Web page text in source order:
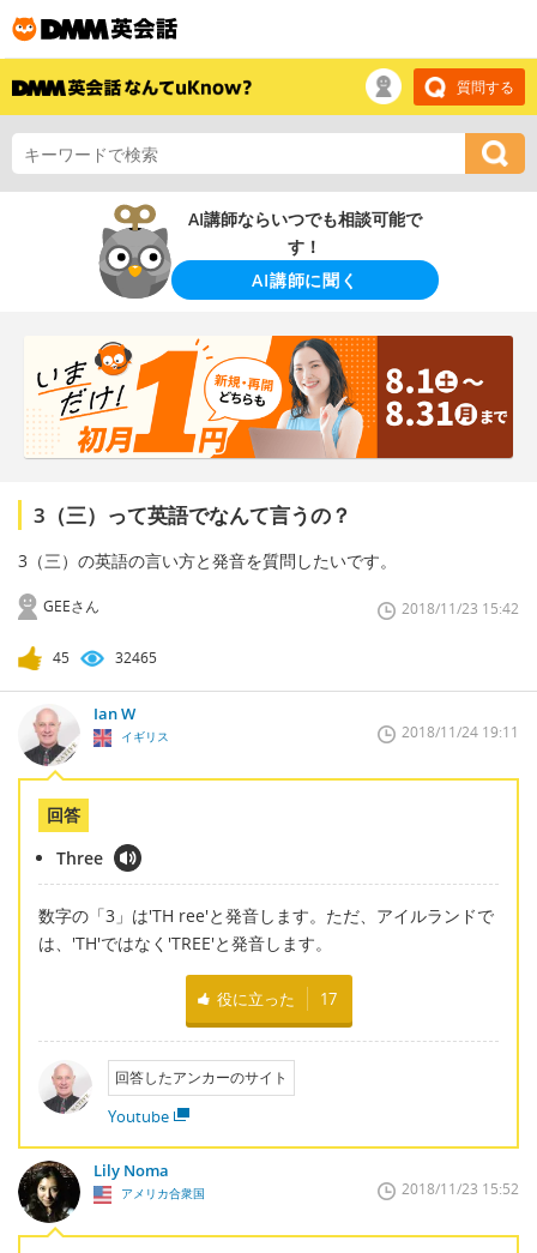
質問する
AI講師ならいつでも相談可能で
す！
AI講師に聞く
3（三）って英語でなんて言うの？
3（三）の英語の言い方と発音を質問したいです。
GEEさん 2018/11/23 15:42
45 32465
Ian W
イギリス 2018/11/24 19:11
回答
Three
数字の「3」は'TH ree'と発音します。ただ、アイルランドで
は、'TH'ではなく'TREE'と発音します。
役に立った 17
回答したアンカーのサイト
Youtube
Lily Noma
アメリカ合衆国 2018/11/23 15:52